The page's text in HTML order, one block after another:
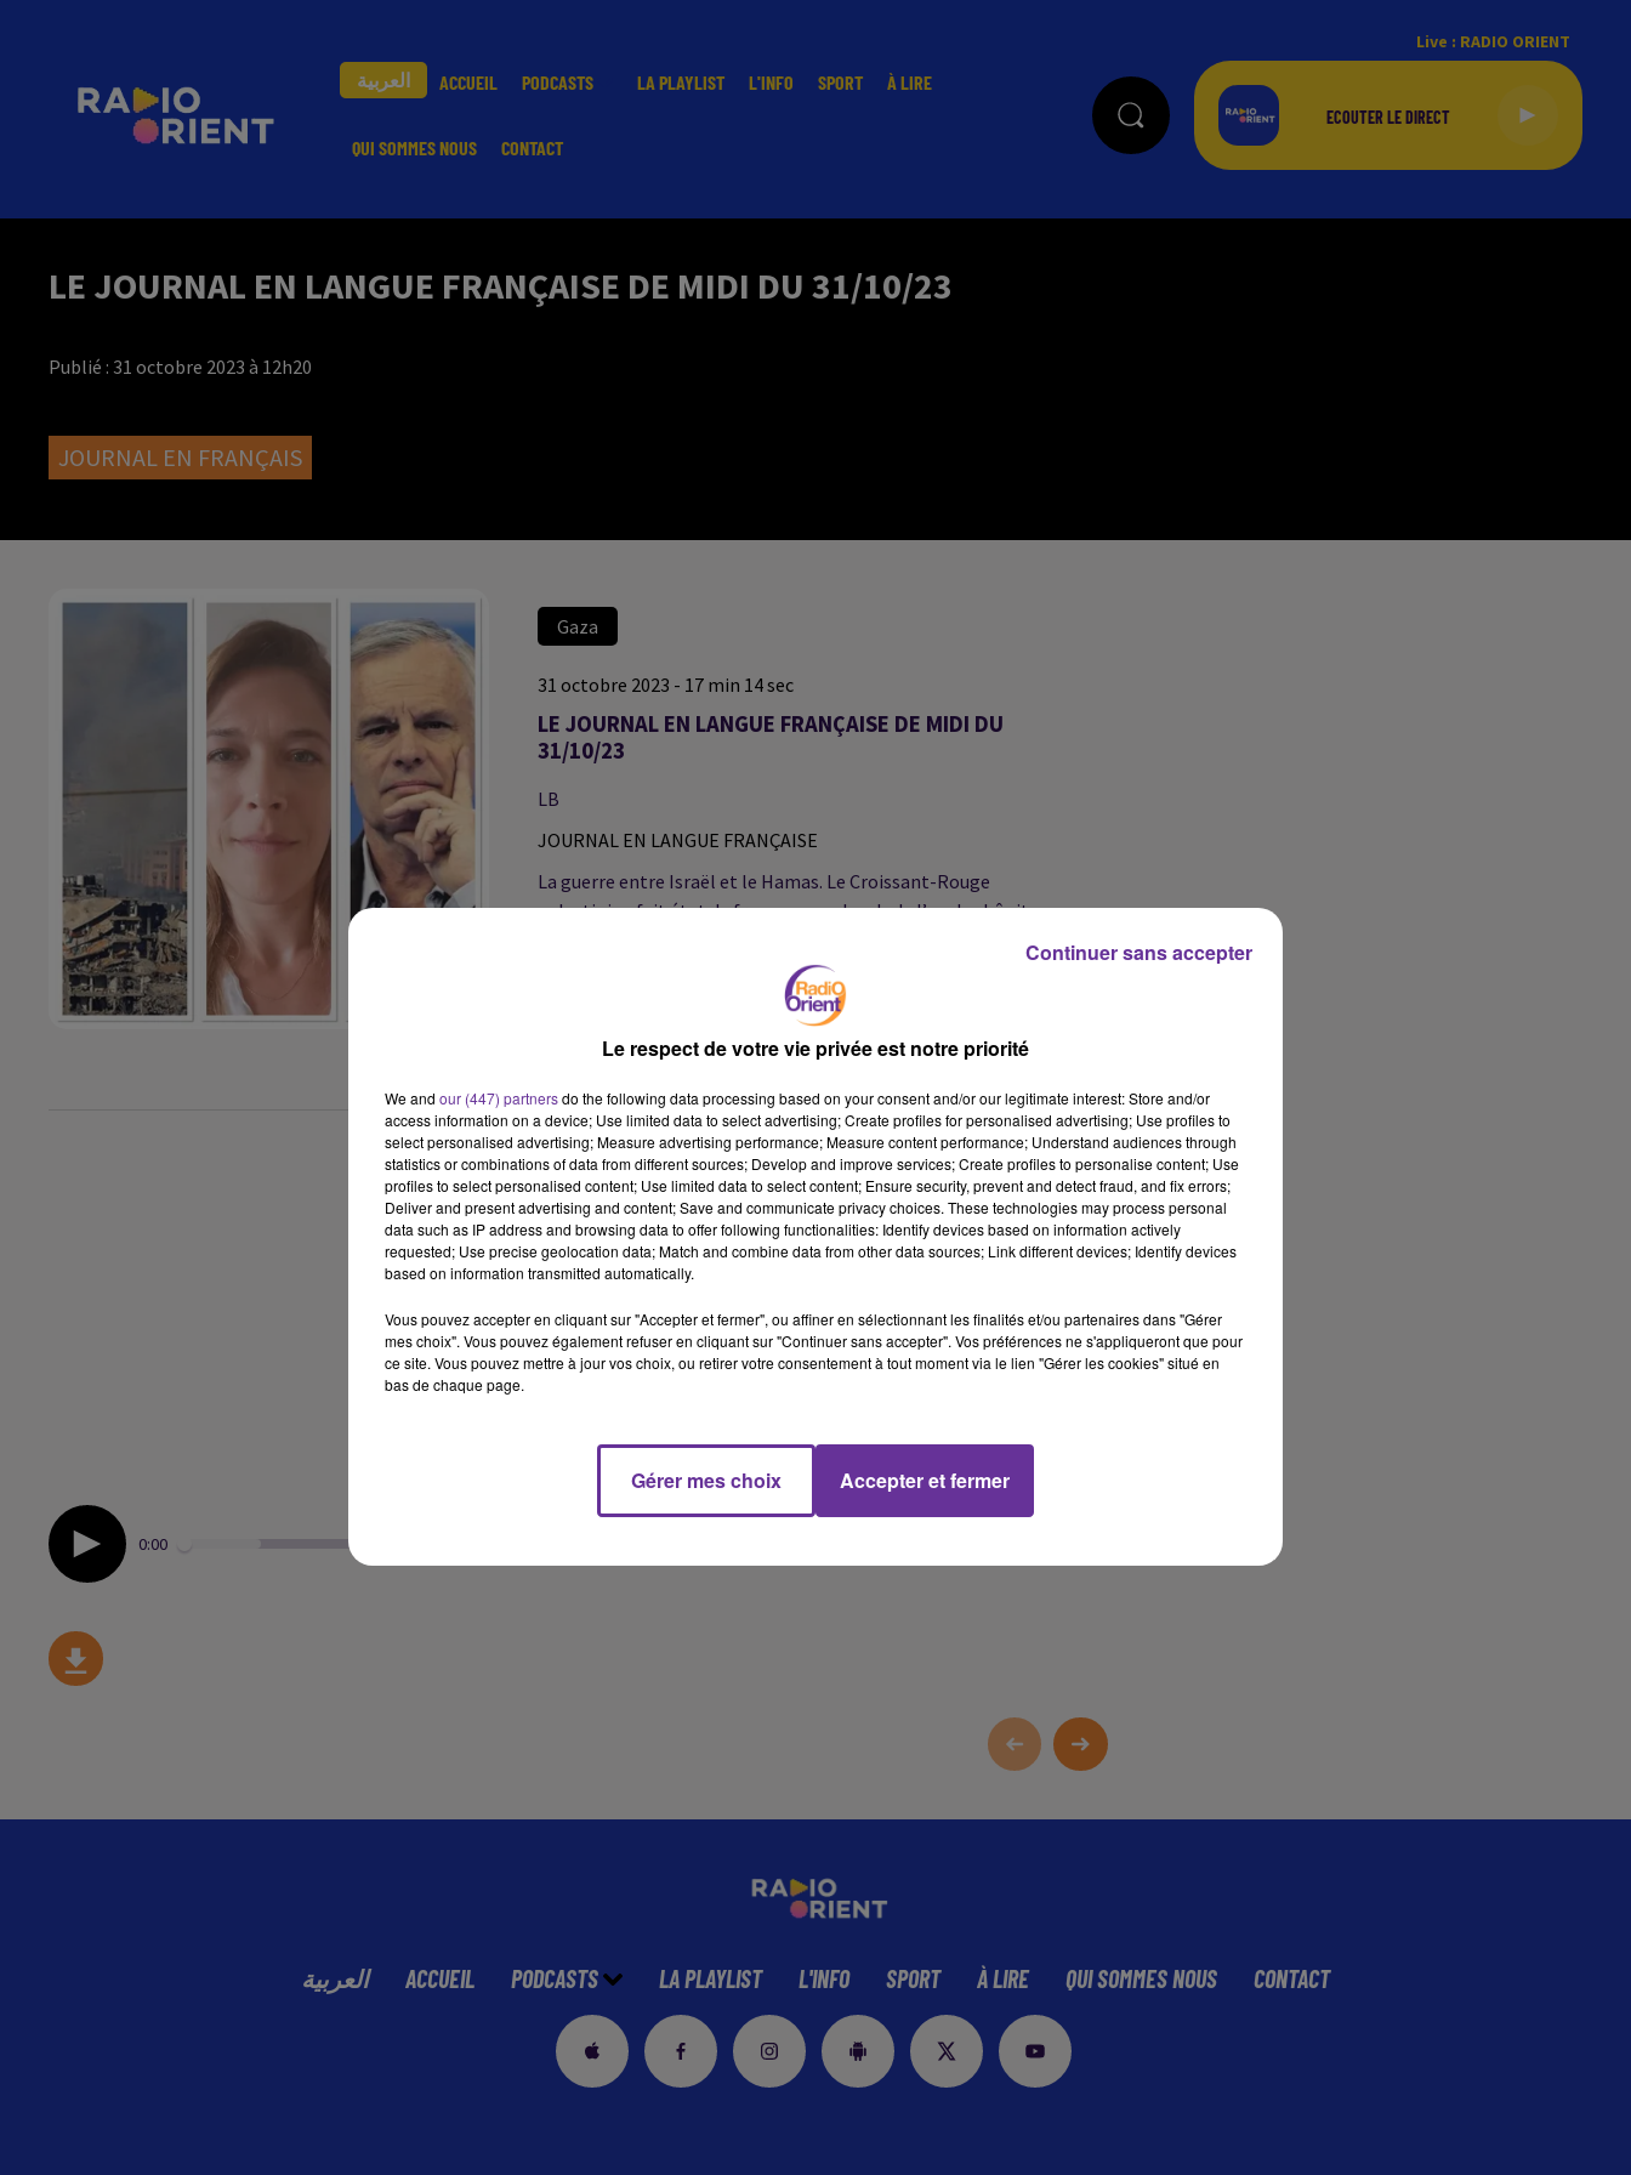
العربية ACCUEIL PODCASTS LA PLAYLIST L'INFO SPORT À LIRE
QUI SOMMES NOUS CONTACT
Live : RADIO ORIENT
LE JOURNAL EN LANGUE FRANÇAISE DE MIDI DU 31/10/23
Publié : 31 octobre 2023 à 12h20
JOURNAL EN FRANÇAIS
Gaza
31 octobre 2023 - 17 min 14 sec
LE JOURNAL EN LANGUE FRANÇAISE DE MIDI DU
31/10/23
LB
JOURNAL EN LANGUE FRANÇAISE
La guerre entre Israël et le Hamas. Le Croissant-Rouge
palestinien fait état de frappes aux abords de l’un des hôpitaux au
La situation humanitaire catastrophique dans la bande de Gaza.
Nous craignons “le développement de maladies liées à l’eau
Lucile Marbeau.
La montée des tensions à la frontière israélo-libanaise fait
craindre une extension régionale de la guerre entre Israël et le
Hamas. L'armée israélienne affirme ce mardi avoir mené des
frappes aériennes au Liban visant le Hezbollah.
L’invité de PLURIEL hier soir était Gilles LEPROUST, Maire PCF
présent vendredi au comité interministériel des villes. Extrait
dans votre édition.
0:00
العربية ACCUEIL PODCASTS LA PLAYLIST L'INFO SPORT À LIRE QUI SOMMES NOUS CONTACT
Le respect de votre vie privée est notre priorité
We and our (447) partnersdo the following data processing based on your consent and/or our legitimate interest: Store and/or
access information on a device; Use limited data to select advertising; Create profiles for personalised advertising; Use profiles to
select personalised advertising; Measure advertising performance; Measure content performance; Understand audiences through
statistics or combinations of data from different sources; Develop and improve services; Create profiles to personalise content; Use
profiles to select personalised content; Use limited data to select content; Ensure security, prevent and detect fraud, and fix errors;
Deliver and present advertising and content; Save and communicate privacy choices. These technologies may process personal
data such as IP address and browsing data to offer following functionalities: Identify devices based on information actively
requested; Use precise geolocation data; Match and combine data from other data sources; Link different devices; Identify devices
based on information transmitted automatically.
Vous pouvez accepter en cliquant sur "Accepter et fermer", ou affiner en sélectionnant les finalités et/ou partenaires dans "Gérer
mes choix". Vous pouvez également refuser en cliquant sur "Continuer sans accepter". Vos préférences ne s'appliqueront que pour
ce site. Vous pouvez mettre à jour vos choix, ou retirer votre consentement à tout moment via le lien "Gérer les cookies" situé en
bas de chaque page.
Gérer mes choix Accepter et fermer
Continuer sans accepter